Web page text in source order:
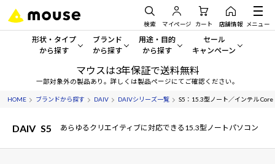
検索 マイページ カート 店舗情報 メニュー
形状・タイプ
から探す
形状・タイプから探す をすべてみる
デスクトップPC
ノートPC
ブランド
から探す
mouse
G TUNE
NEXTGEAR
用途・目的
から探す
一般向けパソコン
ゲーミングPC・ゲーム向けパソコン
クリエイティブ向け
セール
キャンペーン
セール・キャンペー
期間限定セール
マウスは3年保証で送料無料
一部対象外の製品あり。詳しくは製品ページにてご確認ください。
HOME ブランドから探す DAIV DAIVシリーズ一覧 S5：15.3型ノート／インテル
DAIV S5 あらゆるクリエイティブに対応できる15.3型ノートパソコン